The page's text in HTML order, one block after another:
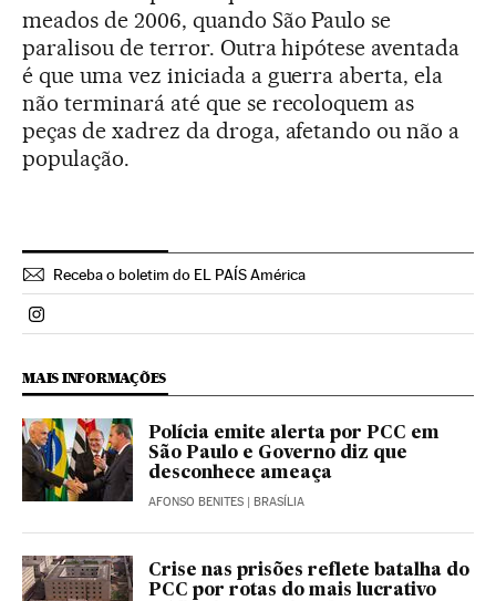
meados de 2006, quando São Paulo se
paralisou de terror. Outra hipótese aventada
é que uma vez iniciada a guerra aberta, ela
não terminará até que se recoloquem as
peças de xadrez da droga, afetando ou não a
população.
Receba o boletim do EL PAÍS América
Politica El País Brasil en Instagram
MAIS INFORMAÇÕES
Polícia emite alerta por PCC em
São Paulo e Governo diz que
desconhece ameaça
AFONSO BENITES | BRASÍLIA
Crise nas prisões reflete batalha do
PCC por rotas do mais lucrativo